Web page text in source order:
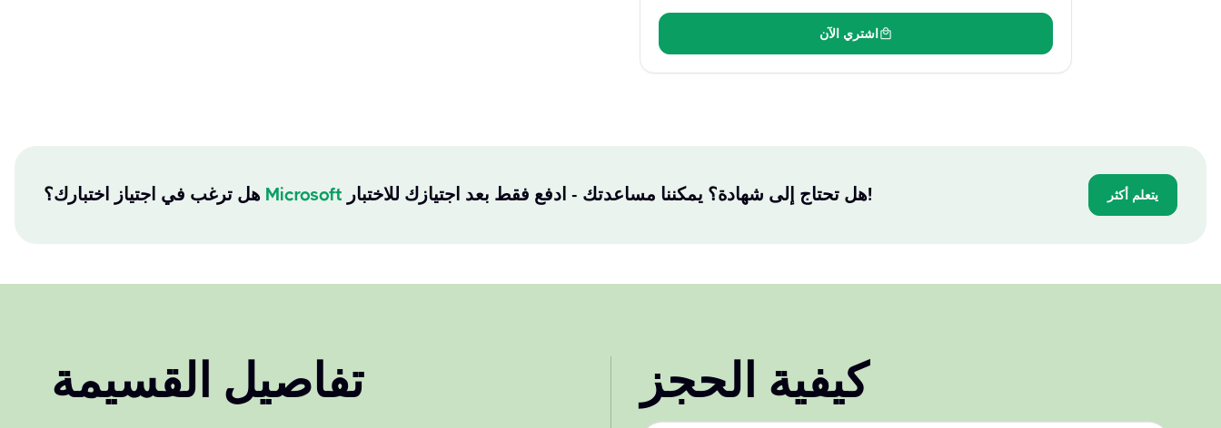
اشتري الآن
هل ترغب في اجتياز اختبارك؟ Microsoft هل تحتاج إلى شهادة؟ يمكننا مساعدتك - ادفع فقط بعد اجتيازك للاختبار! يتعلم أكثر
تفاصيل القسيمة كيفية الحجز